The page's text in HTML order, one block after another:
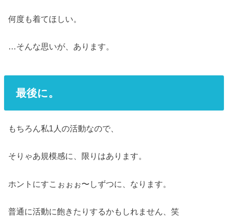
何度も着てほしい。
…そんな思いが、あります。
最後に。
もちろん私1人の活動なので、
そりゃあ規模感に、限りはあります。
ホントにすこぉぉぉ〜しずつに、なります。
普通に活動に飽きたりするかもしれません、笑